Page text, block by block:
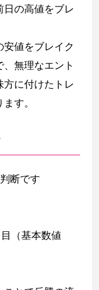
日の高値をブレ
値をブレイク
無理なエント
方に付けたトレ
す。
断です
（基本数値